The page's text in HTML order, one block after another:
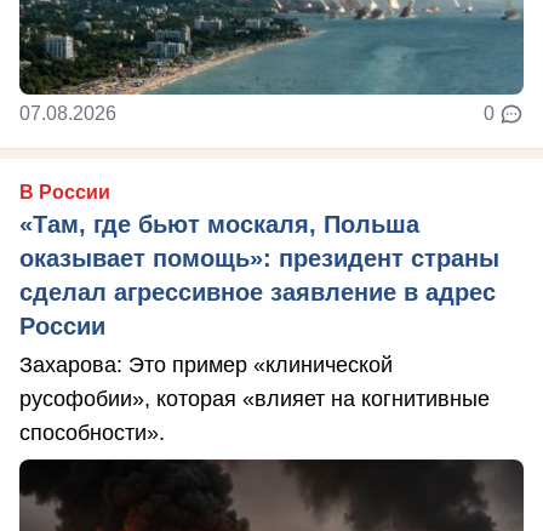
07.08.2026 0
В России
«Там, где бьют москаля, Польша
оказывает помощь»: президент страны
сделал агрессивное заявление в адрес
России
Захарова: Это пример «клинической
русофобии», которая «влияет на когнитивные
способности».